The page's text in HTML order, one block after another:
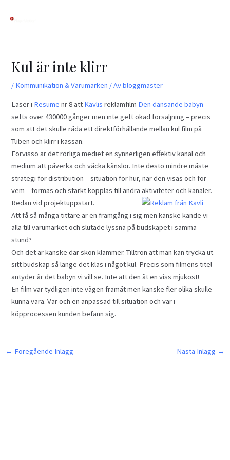
Kul är inte klirr
/ Kommunikation & Varumärken / Avbloggmaster
Läser i Resumenr 8 att Kavlisreklamfilm Den dansande babyn
setts över 430000 gånger men inte gett ökad försäljning – precis
som att det skulle råda ett direktförhållande mellan kul film på
Tuben och klirr i kassan.
Förvisso är det rörliga mediet en synnerligen effektiv kanal och
medium att påverka och väcka känslor. Inte desto mindre måste
strategi för distribution – situation för hur, när den visas och för
vem – formas och starkt kopplas till andra aktiviteter och kanaler.
Redan vid projektuppstart.
Att få så många tittare är en framgång i sig men kanske kände vi
alla till varumärket och slutade lyssna på budskapet i samma
stund?
Och det är kanske där skon klämmer. Tilltron att man kan trycka ut
sitt budskap så länge det kläs i något kul. Precis som filmens titel
antyder är det babyn vi vill se. Inte att den åt en viss mjukost!
En film var tydligen inte vägen framåt men kanske fler olika skulle
kunna vara. Var och en anpassad till situation och var i
köpprocessen kunden befann sig.
← Föregående Inlägg Nästa Inlägg →